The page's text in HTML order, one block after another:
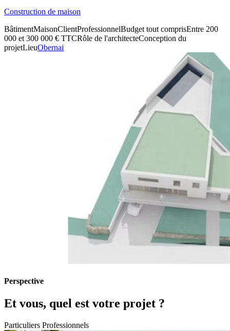
Construction de maison
BâtimentMaisonClientProfessionnelBudget tout comprisEntre 200
000 et 300 000 € TTCRôle de l'architecteConception du
projetLieuObernai
Perspective
Et vous, quel est votre projet ?
Particuliers Professionnels